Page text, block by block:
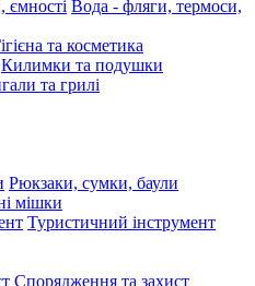
Вода - фляги, термоси,
та косметика
Килимки та подушки
та грилі
Рюкзаки, сумки, баули
мішки
Туристичний інструмент
Спорядження та захист